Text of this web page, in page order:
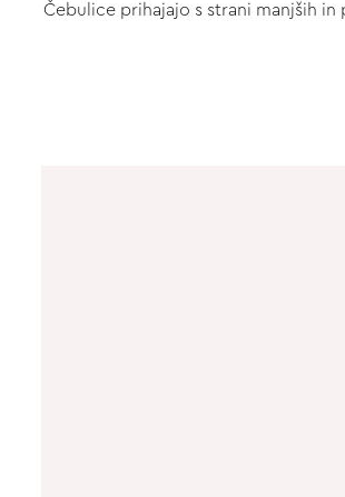
Čebulice prihajajo s strani manjših